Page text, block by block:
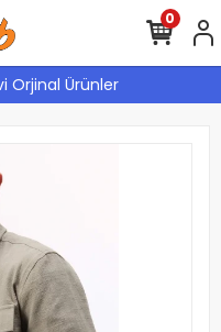
Orjinal Ürünler
0